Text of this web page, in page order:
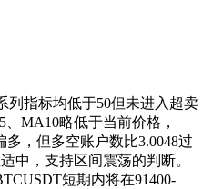
列指标均低于50但未进入超卖
MA10略低于当前价格，
，但多空账户数比3.0048过
中，支持区间震荡的判断。
短期内将在91400-